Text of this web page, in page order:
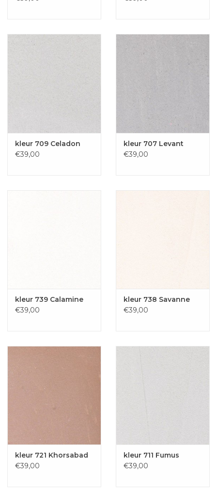
kleur 709 Celadon
€39,00
kleur 707 Levant
€39,00
kleur 739 Calamine
€39,00
kleur 738 Savanne
€39,00
kleur 721 Khorsabad
€39,00
kleur 711 Fumus
€39,00